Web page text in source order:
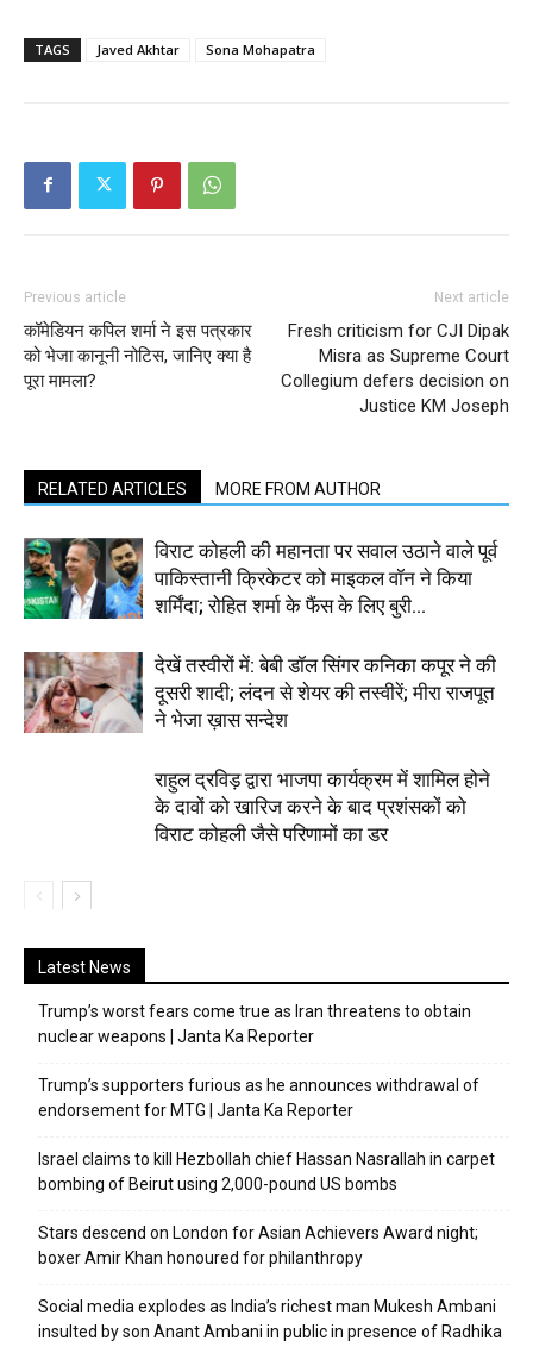
TAGS Javed Akhtar Sona Mohapatra
Previous article
कॉमेडियन कपिल शर्मा ने इस पत्रकार
को भेजा कानूनी नोटिस, जानिए क्या है
पूरा मामला?
Next article
Fresh criticism for CJI Dipak
Misra as Supreme Court
Collegium defers decision on
Justice KM Joseph
RELATED ARTICLES MORE FROM AUTHOR
विराट कोहली की महानता पर सवाल उठाने वाले पूर्व
पाकिस्तानी क्रिकेटर को माइकल वॉन ने किया
शर्मिंदा; रोहित शर्मा के फैंस के लिए बुरी...
देखें तस्वीरों में: बेबी डॉल सिंगर कनिका कपूर ने की
दूसरी शादी; लंदन से शेयर की तस्वीरें; मीरा राजपूत
ने भेजा ख़ास सन्देश
राहुल द्रविड़ द्वारा भाजपा कार्यक्रम में शामिल होने
के दावों को खारिज करने के बाद प्रशंसकों को
विराट कोहली जैसे परिणामों का डर
Latest News
Trump’s worst fears come true as Iran threatens to obtain
nuclear weapons | Janta Ka Reporter
Trump’s supporters furious as he announces withdrawal of
endorsement for MTG | Janta Ka Reporter
Israel claims to kill Hezbollah chief Hassan Nasrallah in carpet
bombing of Beirut using 2,000-pound US bombs
Stars descend on London for Asian Achievers Award night;
boxer Amir Khan honoured for philanthropy
Social media explodes as India’s richest man Mukesh Ambani
insulted by son Anant Ambani in public in presence of Radhika